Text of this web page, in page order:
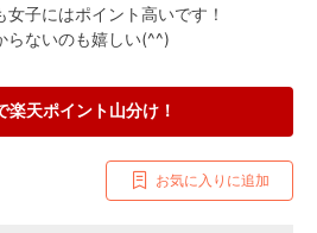
子にはポイント高いです！
らないのも嬉しい(^^)
楽天ポイント山分け！
お気に入りに追加